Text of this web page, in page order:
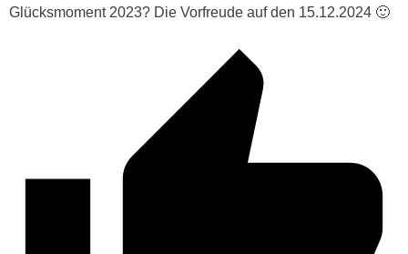
Glücksmoment 2023? Die Vorfreude auf den 15.12.2024 🙂